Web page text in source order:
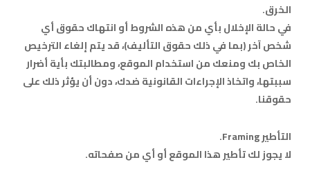
الخرق.
في حالة الإخلال بأي من هذه الشروط أو انتهاك حقوق أي
شخص آخر (بما في ذلك حقوق التأليف)، قد يتم إلغاء الترخيص
الخاص بك ومنعك من استخدام الموقع، ومطالبتك بأية أضرار
سببتها، واتخاذ الإجراءات القانونية ضدك، دون أن يؤثر ذلك على
حقوقنا.
التأطير Framing.
لا يجوز لك تأطير هذا الموقع أو أي من صفحاته.